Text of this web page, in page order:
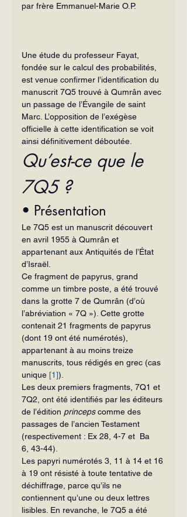
par frère Emmanuel-Marie O.P.
Une étude du professeur Fayat,
fondée sur le calcul des probabilités,
est venue confirmer l’identification du
manuscrit 7Q5 trouvé à Qum­rân avec
un passage de l’Évangile de saint
Marc. L’opposition de l’exégèse
officielle à cette identification se voit
ainsi définitivement déboutée.
Qu’est-ce que le
7Q5 ?
• Présentation
Le 7Q5 est un manuscrit découvert
en avril 1955 à Qumrân et
appartenant aux Antiquités de l’État
d’Israël.
Ce fragment de papyrus, grand
comme un timbre poste, a été trouvé
dans la grotte 7 de Qumrân (d’où
l’abréviation « 7Q »). Cette grotte
contenait 21 fragments de papyrus
(dont 19 ont été numérotés),
appartenant à au moins treize
manuscrits, tous rédigés en grec (cas
unique [1]).
Les deux premiers fragments, 7Q1 et
7Q2, ont été identifiés par les éditeurs
de l’édition princeps comme des
passages de l’ancien Testament
(respectivement : Ex 28, 4-7 et  Ba
6, 43-44).
Les papyri numérotés 3, 11 à 14 et 16
à 19 ont résisté à toute tentative de
déchiffrage, parce qu’ils ne
contiennent qu’une ou deux lettres
lisibles. En revanche, le 7Q5 a été